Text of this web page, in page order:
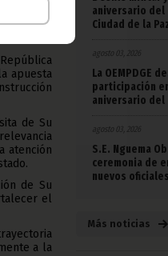
apuesta
de Su
atención
de Su
el
a la
aniversario del
Ciudad de la
agosto 03, 2026
La OEMPDGE
participación
aniversario del
agosto 03, 2026
S.E. Nguema
ceremonia de
nuevos
Más noticias